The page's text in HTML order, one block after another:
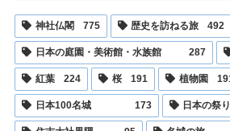
神社仏閣 775 歴史を訪ねる旅 492
日本の庭園・美術館・水族館 287
紅葉 224 桜 191 植物園
日本100名城 173 日本の祭